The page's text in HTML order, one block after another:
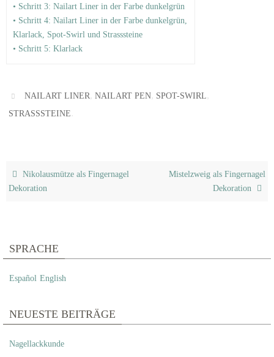
• Schritt 3: Nailart Liner in der Farbe dunkelgrün
• Schritt 4: Nailart Liner in der Farbe dunkelgrün,
Klarlack, Spot-Swirl und Strasssteine
• Schritt 5: Klarlack
NAILART LINER,NAILART PEN, SPOT-SWIRL,
STRASSSTEINE
Nikolausmütze als Fingernagel
Dekoration
Mistelzweig als Fingernagel
Dekoration
SPRACHE
Español English
NEUESTE BEITRÄGE
Nagellackkunde